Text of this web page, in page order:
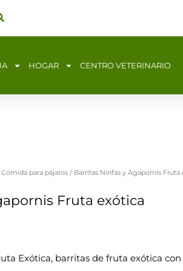
HOGAR CENTRO VETERINARIO
Comida para pájaros/ Barritas Ninfas y Agapornis Fruta
Fruta exótica
Exótica, barritas de fruta exótica